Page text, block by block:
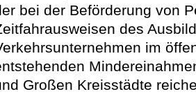
bei der Beförderung von
des
im
Großen Kreisstädte